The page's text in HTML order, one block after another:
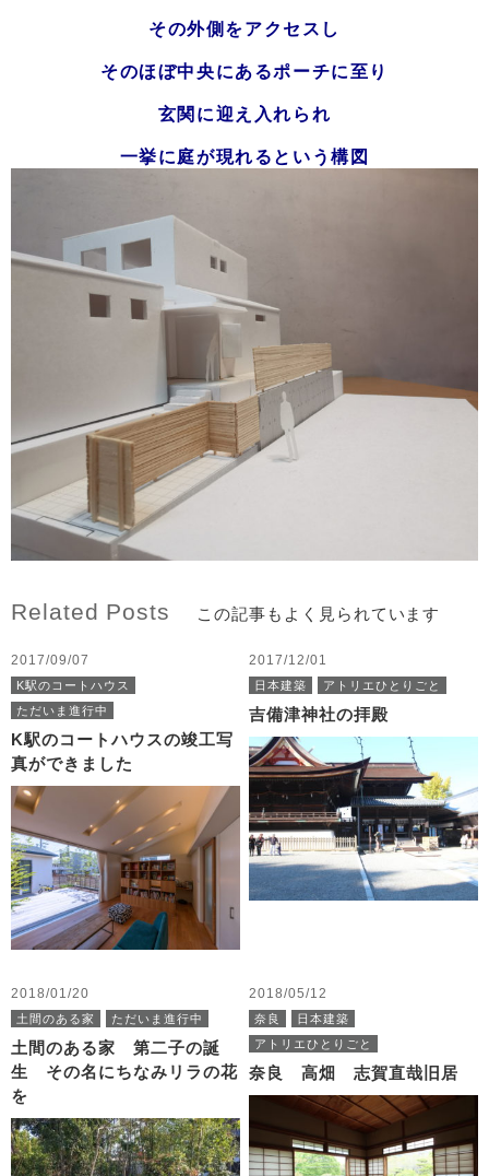
その外側をアクセスし
そのほぼ中央にあるポーチに至り
玄関に迎え入れられ
一挙に庭が現れるという構図
Related Posts この記事もよく見られています
2017/09/07
K駅のコートハウス
ただいま進行中
K駅のコートハウスの竣工写
真ができました
2017/12/01
日本建築 アトリエひとりごと
吉備津神社の拝殿
2018/01/20
土間のある家 ただいま進行中
土間のある家 第二子の誕
生 その名にちなみリラの花
を
2018/05/12
奈良
日本建築
アトリエひとりごと
奈良 高畑 志賀直哉旧居